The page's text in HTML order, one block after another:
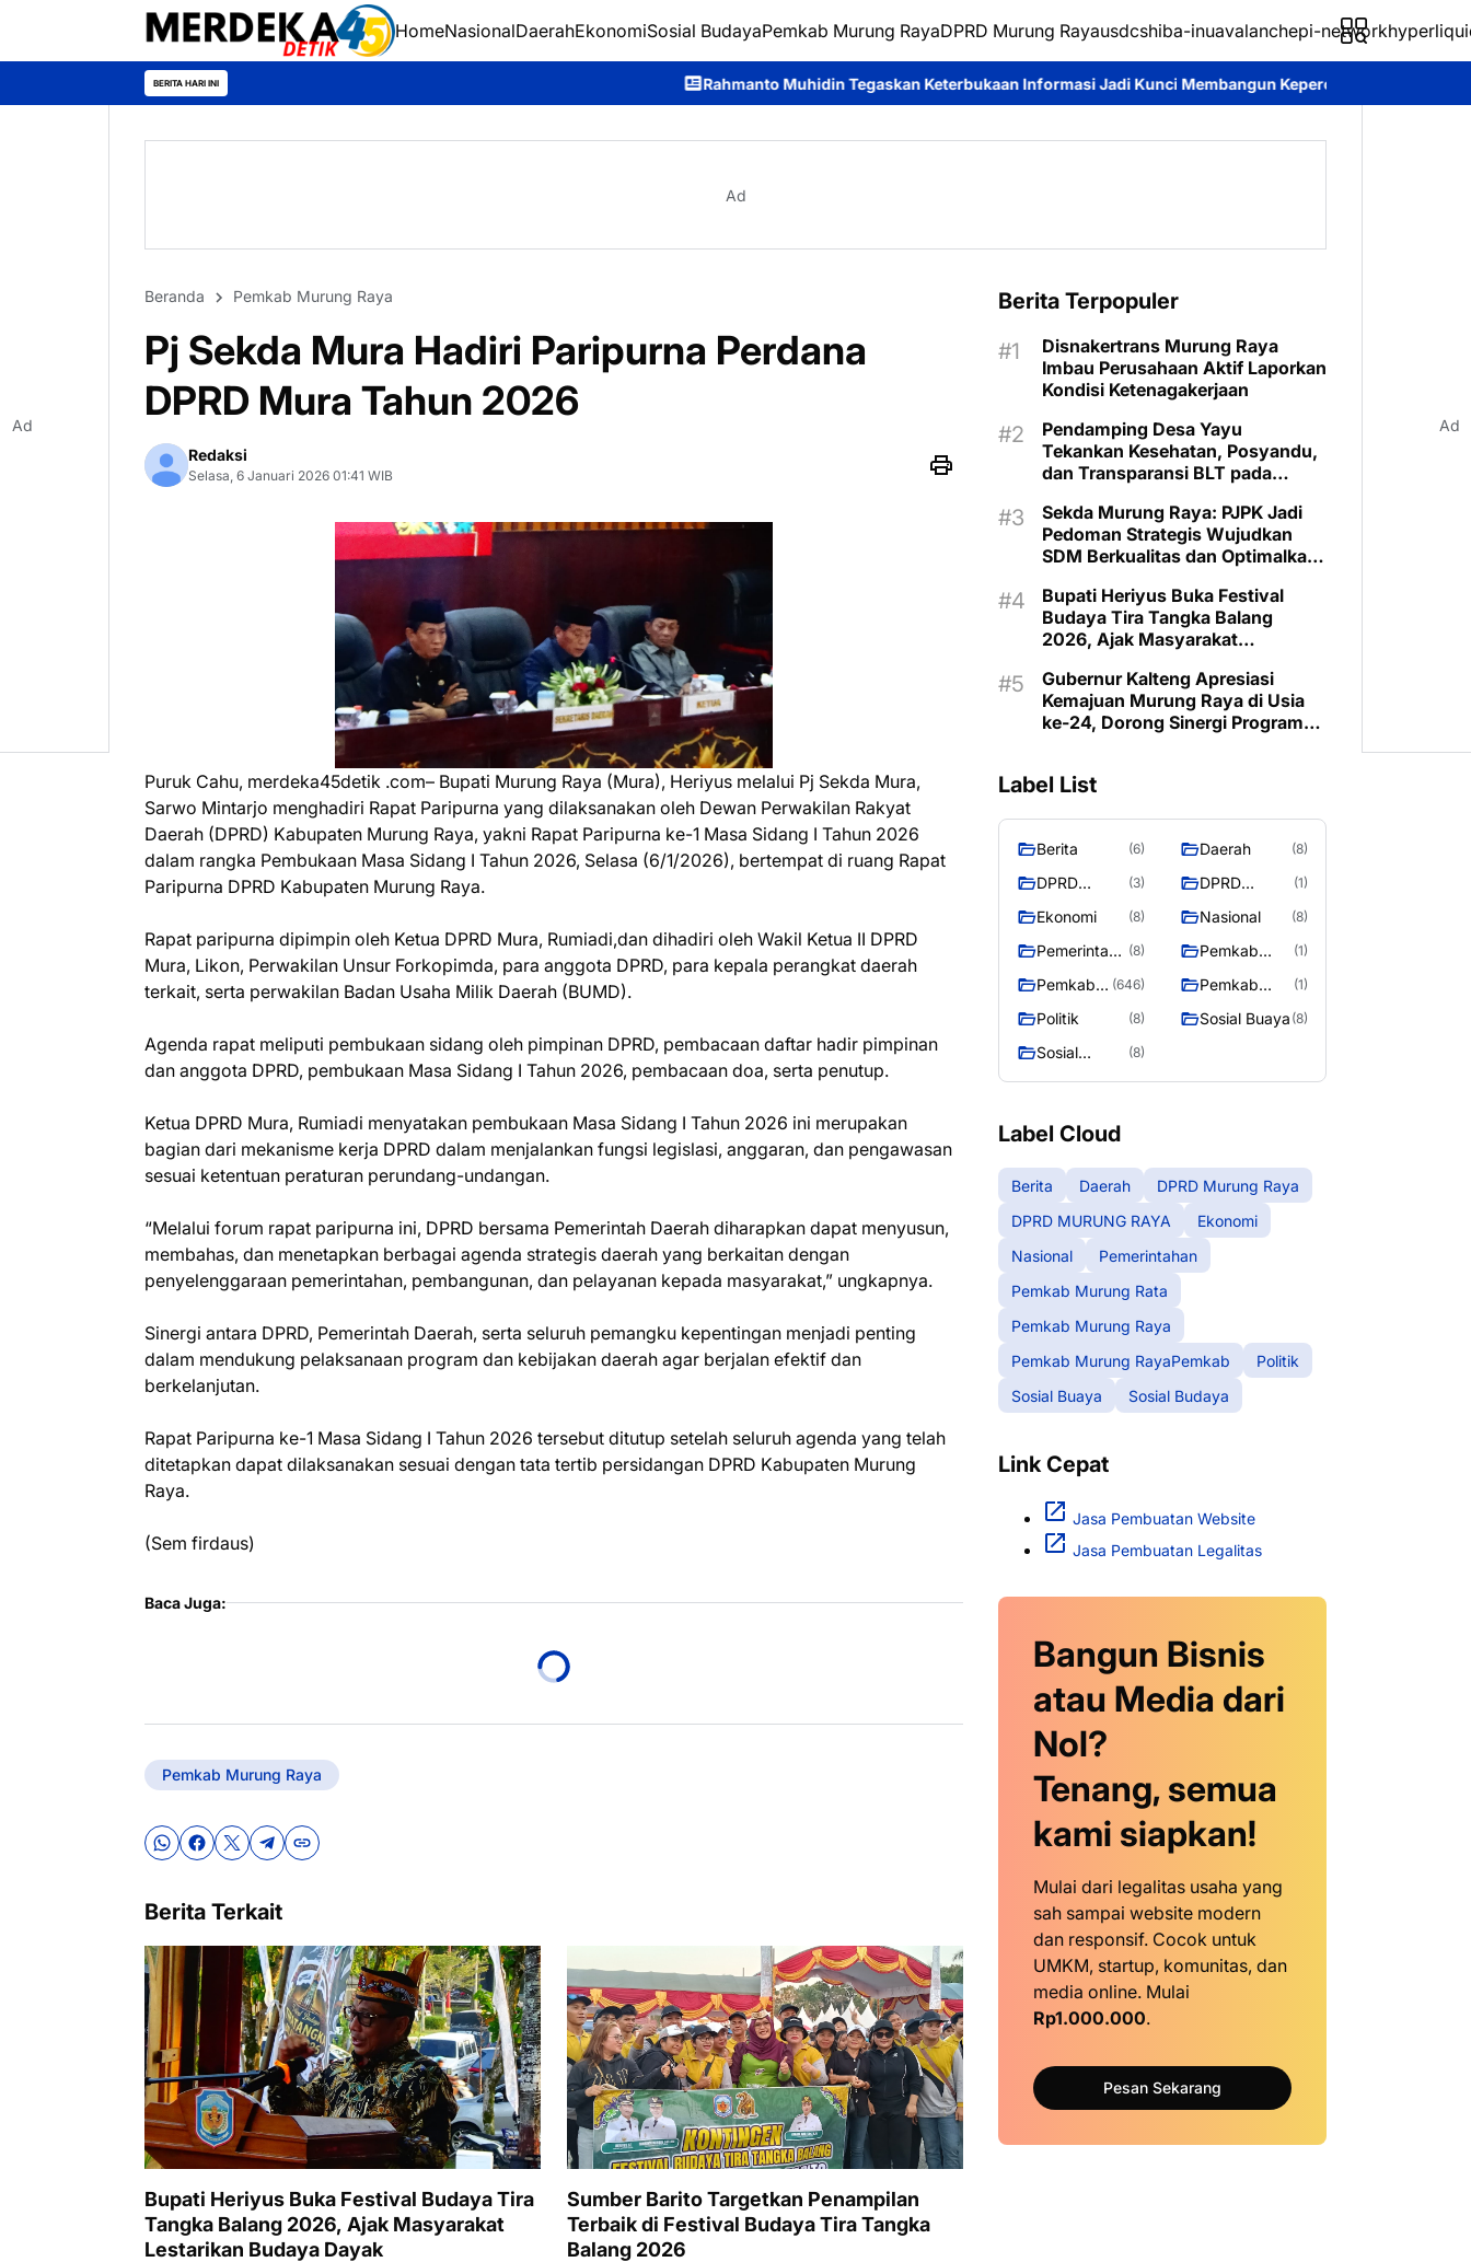
HomeNasionalDaerahEkonomiSosial BudayaPemkab Murung RayaDPRD Murung Rayausdcshiba-inuavalanchepi-network
BERITA HARI INI Rahmanto Muhidin Tegaskan Keterbukaan Informasi Jadi Kunci Membangun Kepercayaan Publik Pemkab Murung Raya
Ad
Beranda Pemkab Murung Raya
Pj Sekda Mura Hadiri Paripurna Perdana
DPRD Mura Tahun 2026
Redaksi
Selasa, 6 Januari 2026 01:41 WIB
Puruk Cahu, merdeka45detik .com– Bupati Murung Raya (Mura), Heriyus melalui Pj Sekda Mura,
Sarwo Mintarjo menghadiri Rapat Paripurna yang dilaksanakan oleh Dewan Perwakilan Rakyat
Daerah (DPRD) Kabupaten Murung Raya, yakni Rapat Paripurna ke-1 Masa Sidang I Tahun 2026
dalam rangka Pembukaan Masa Sidang I Tahun 2026, Selasa (6/1/2026), bertempat di ruang Rapat
Paripurna DPRD Kabupaten Murung Raya.
Rapat paripurna dipimpin oleh Ketua DPRD Mura, Rumiadi,dan dihadiri oleh Wakil Ketua II DPRD
Mura, Likon, Perwakilan Unsur Forkopimda, para anggota DPRD, para kepala perangkat daerah
terkait, serta perwakilan Badan Usaha Milik Daerah (BUMD).
Agenda rapat meliputi pembukaan sidang oleh pimpinan DPRD, pembacaan daftar hadir pimpinan
dan anggota DPRD, pembukaan Masa Sidang I Tahun 2026, pembacaan doa, serta penutup.
Ketua DPRD Mura, Rumiadi menyatakan pembukaan Masa Sidang I Tahun 2026 ini merupakan
bagian dari mekanisme kerja DPRD dalam menjalankan fungsi legislasi, anggaran, dan pengawasan
sesuai ketentuan peraturan perundang-undangan.
“Melalui forum rapat paripurna ini, DPRD bersama Pemerintah Daerah diharapkan dapat menyusun,
membahas, dan menetapkan berbagai agenda strategis daerah yang berkaitan dengan
penyelenggaraan pemerintahan, pembangunan, dan pelayanan kepada masyarakat,” ungkapnya.
Sinergi antara DPRD, Pemerintah Daerah, serta seluruh pemangku kepentingan menjadi penting
dalam mendukung pelaksanaan program dan kebijakan daerah agar berjalan efektif dan
berkelanjutan.
Rapat Paripurna ke-1 Masa Sidang I Tahun 2026 tersebut ditutup setelah seluruh agenda yang telah
ditetapkan dapat dilaksanakan sesuai dengan tata tertib persidangan DPRD Kabupaten Murung
Raya.
(Sem firdaus)
Baca Juga:
Pemkab Murung Raya
Berita Terkait
Bupati Heriyus Buka Festival Budaya Tira
Tangka Balang 2026, Ajak Masyarakat
Lestarikan Budaya Dayak
Sumber Barito Targetkan Penampilan
Terbaik di Festival Budaya Tira Tangka
Balang 2026
Berita Terpopuler
Disnakertrans Murung Raya
Imbau Perusahaan Aktif Laporkan
Kondisi Ketenagakerjaan
Pendamping Desa Yayu
Tekankan Kesehatan, Posyandu,
dan Transparansi BLT pada
Sekda Murung Raya: PJPK Jadi
Pedoman Strategis Wujudkan
SDM Berkualitas dan Optimalkan
Bupati Heriyus Buka Festival
Budaya Tira Tangka Balang
2026, Ajak Masyarakat
Gubernur Kalteng Apresiasi
Kemajuan Murung Raya di Usia
ke-24, Dorong Sinergi Program
Label List
Berita (6) Daerah (8)
DPRD
Raya
(3)
DPRD
RAYA
(1)
Ekonomi (8) Nasional (8)
Pemerintaha (8)
Pemkab
(1)
Pemkab
Raya
(646)
Pemkab
RayaPemka
(1)
Politik (8) Sosial Buaya (8)
Sosial
(8)
Label Cloud
Berita Daerah
DPRD Murung Raya
DPRD MURUNG RAYA
Ekonomi
Nasional
Pemerintahan
Pemkab Murung Rata
Pemkab Murung Raya
Pemkab Murung RayaPemkab
Politik
Sosial Buaya
Sosial Budaya
Link Cepat
Jasa Pembuatan Website
Jasa Pembuatan Legalitas
Bangun Bisnis
atau Media dari
Nol?
Tenang, semua
kami siapkan!
Mulai dari legalitas usaha yang
sah sampai website modern
dan responsif. Cocok untuk
UMKM, startup, komunitas, dan
media online. Mulai
Rp1.000.000.
Pesan Sekarang
Ad Ad